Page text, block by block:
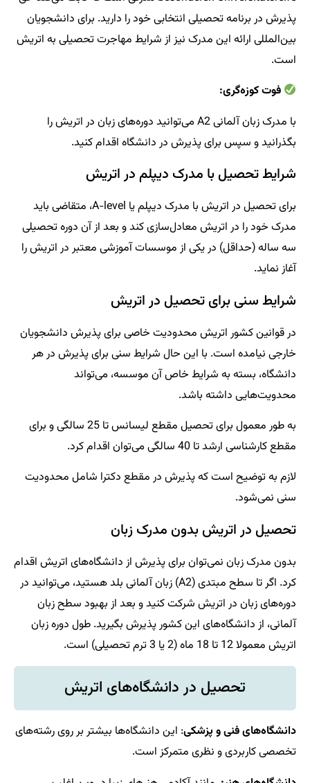
پذیرش در برنامه تحصیلی انتخابی خود را دارید. برای دانشجویان
بین‌المللی ارائه این مدرک نیز از شرایط مهاجرت تحصیلی به اتریش
است.
فوت کوزه‌گری:
با مدرک زبان آلمانی A2 می‌توانید دوره‌های زبان در اتریش را
بگذرانید و سپس برای پذیرش در دانشگاه اقدام کنید.
شرایط تحصیل با مدرک دیپلم در اتریش
برای تحصیل در اتریش با مدرک دیپلم یا A-level، متقاضی باید
مدرک خود را در اتریش معادل‌سازی کند و بعد از آن دوره تحصیلی
سه ساله (حداقل) در یکی از موسسات آموزشی معتبر در اتریش را
آغاز نماید.
شرایط سنی برای تحصیل در اتریش
در قوانین کشور اتریش محدودیت خاصی برای پذیرش دانشجویان
خارجی نیامده است. با این حال شرایط سنی برای پذیرش در هر
دانشگاه، بسته به شرایط خاص آن موسسه، می‌تواند
محدویت‌هایی داشته باشد.
به طور معمول برای تحصیل مقطع لیسانس تا 25 سالگی و برای
مقطع کارشناسی ارشد تا 40 سالگی می‌توان اقدام کرد.
لازم به توضیح است که پذیرش در مقطع دکترا شامل محدودیت
سنی نمی‌شود.
تحصیل در اتریش بدون مدرک زبان
بدون مدرک زبان نمی‌توان برای پذیرش از دانشگاه‌های اتریش اقدام
کرد. اگر تا سطح مبتدی (A2) زبان آلمانی بلد هستید، می‌توانید در
دوره‌های زبان در اتریش شرکت کنید و بعد از بهبود سطح زبان
آلمانی، از دانشگاه‌های این کشور پذیرش بگیرید. طول دوره زبان
اتریش معمولا 12 تا 18 ماه (2 یا 3 ترم تحصیلی) است.
تحصیل در دانشگاه‌های اتریش
دانشگاه‌های فنی و پزشکی: این دانشگاه‌ها بیشتر بر روی رشته‌های
تخصصی کاربردی و نظری متمرکز است.